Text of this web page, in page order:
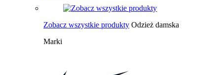
Zobacz wszystkie produkty Odzież damska
Marki